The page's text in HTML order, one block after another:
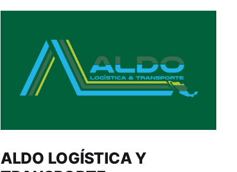
ALDO LOGÍSTICA Y